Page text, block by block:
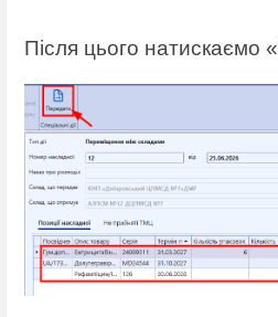
Після цього натискаємо «